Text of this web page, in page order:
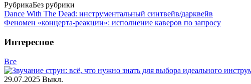
РубрикаБез рубрики
Dance With The Dead: инструментальный синтвейв/дарквейв
Феномен «концерта-реакции»: исполнение каверов по запросу
Интересное
Все
29.07.2025 Выкл.